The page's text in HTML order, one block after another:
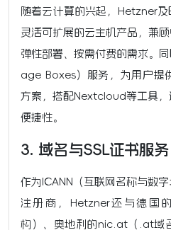
随着云计算的兴起，Hetzner
灵活可扩展的云主机产品，兼
弹性部署、按需付费的需求。
age Boxes）服务，为用户提
方案，搭配Nextcloud等工具
便捷性。
3. 域名与SSL证书服务
作为ICANN（互联网名称与数
注册商，Hetzner还与德国
构）、奥地利的nic.at（.at域